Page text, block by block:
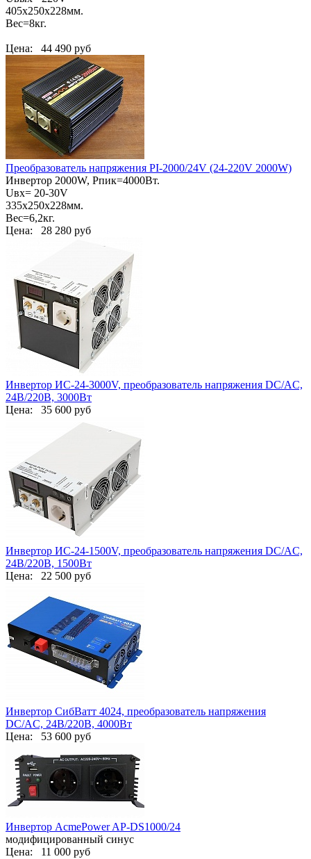
405х250х228мм.
Вес=8кг.
Цена: 44 490 руб
Преобразователь напряжения PI-2000/24V (24-220V 2000W)
Инвертор 2000W, Pпик=4000Вт.
Uвх= 20-30V
335x250x228мм.
Вес=6,2кг.
Цена: 28 280 руб
Инвертор ИС-24-3000V, преобразователь напряжения DC/AC,
24В/220В, 3000Вт
Цена: 35 600 руб
Инвертор ИС-24-1500V, преобразователь напряжения DC/AC,
24В/220В, 1500Вт
Цена: 22 500 руб
Инвертор СибВатт 4024, преобразователь напряжения
DC/AC, 24В/220В, 4000Вт
Цена: 53 600 руб
Инвертор AcmePower AP-DS1000/24
модифицированный синус
Цена: 11 000 руб